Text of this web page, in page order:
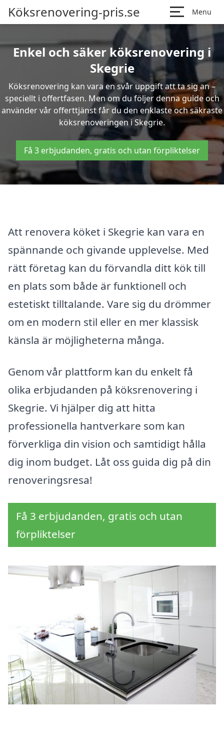
Köksrenovering-pris.se Menu
Enkel och säker köksrenovering i
Skegrie
Köksrenovering kan vara en svår uppgift att ta sig an –
speciellt i offertfasen. Men om du följer denna guide och
använder vår offerttjänst får du den enklaste och säkraste
köksrenoveringen i Skegrie.
Få 3 erbjudanden, gratis och utan förpliktelser
Att renovera köket i Skegrie kan vara en
spännande och givande upplevelse. Med
rätt företag kan du förvandla ditt kök till
en plats som både är funktionell och
estetiskt tilltalande. Vare sig du drömmer
om en modern stil eller en mer klassisk
känsla är möjligheterna många.
Genom vår plattform kan du enkelt få
olika erbjudanden på köksrenovering i
Skegrie. Vi hjälper dig att hitta
professionella hantverkare som kan
förverkliga din vision och samtidigt hålla
dig inom budget. Låt oss guida dig på din
renoveringsresa!
Få 3 erbjudanden, gratis och utan
förpliktelser